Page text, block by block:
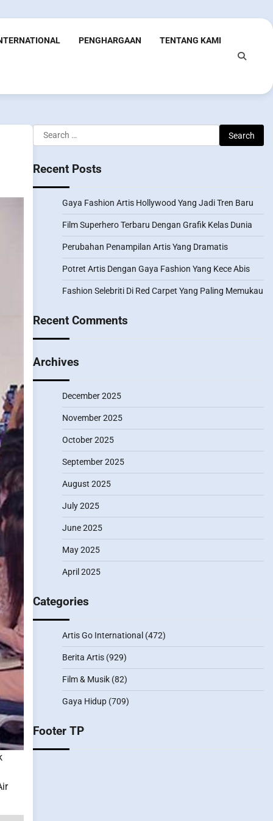
PENGHARGAAN TENTANG KAMI
Search
for:
Recent Posts
Gaya Fashion Artis Hollywood Yang Jadi Tren Baru
Film Superhero Terbaru Dengan Grafik Kelas Dunia
Perubahan Penampilan Artis Yang Dramatis
Potret Artis Dengan Gaya Fashion Yang Kece Abis
Fashion Selebriti Di Red Carpet Yang Paling Memukau
Recent Comments
Archives
December 2025
November 2025
October 2025
September 2025
August 2025
July 2025
June 2025
May 2025
April 2025
Categories
Artis Go International (472)
Berita Artis(929)
Film & Musik(82)
Gaya Hidup(709)
Footer TP